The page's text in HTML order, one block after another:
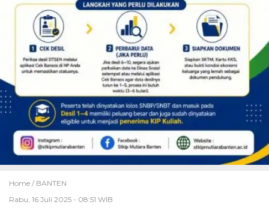
Home / BANTEN
Rabu, 16 Juli 2025 - 08:51 WIB